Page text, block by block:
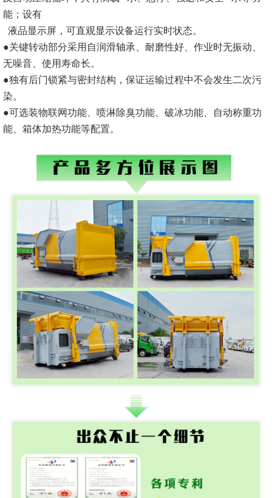
能；设有
液品显示屏，可直观显示设备运行实时状态。
●关键转动部分采用自润滑轴承、耐磨性好、作业时无振动、
无噪音、使用寿命长。
●独有后门锁紧与密封结构，保证运输过程中不会发生二次污
染。
●可选装物联网功能、喷淋除臭功能、破冰功能、自动称重功
能、箱体加热功能等配置。